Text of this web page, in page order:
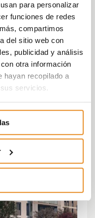
para personalizar
funciones de redes
compartimos
del sitio web con
publicidad y análisis
otra información
hayan recopilado a
servicios.